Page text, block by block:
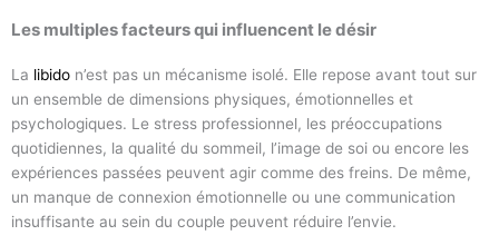
Les multiples facteurs qui influencent le désir
La libido n’est pas un mécanisme isolé. Elle repose avant tout sur
un ensemble de dimensions physiques, émotionnelles et
psychologiques. Le stress professionnel, les préoccupations
quotidiennes, la qualité du sommeil, l’image de soi ou encore les
expériences passées peuvent agir comme des freins. De même,
un manque de connexion émotionnelle ou une communication
insuffisante au sein du couple peuvent réduire l’envie.